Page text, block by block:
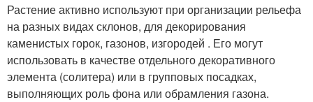
Растение активно используют при организации рельефа
на разных видах склонов, для декорирования
каменистых горок, газонов, изгородей . Его могут
использовать в качестве отдельного декоративного
элемента (солитера) или в групповых посадках,
выполняющих роль фона или обрамления газона.